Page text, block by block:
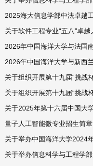
量子人工智能微专业招生简章